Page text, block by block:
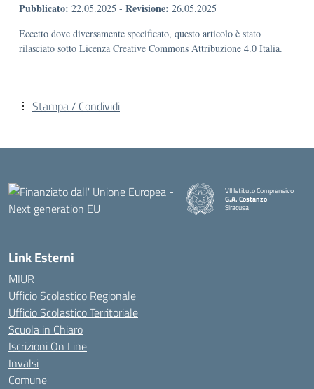
Pubblicato: 22.05.2025 - Revisione: 26.05.2025
Eccetto dove diversamente specificato, questo articolo è stato
rilasciato sotto Licenza Creative Commons Attribuzione 4.0 Italia.
Stampa / Condividi
VII Istituto Comprensivo
G.A. Costanzo
Siracusa
Link Esterni
MIUR
Ufficio Scolastico Regionale
Ufficio Scolastico Territoriale
Scuola in Chiaro
Iscrizioni On Line
Invalsi
Comune